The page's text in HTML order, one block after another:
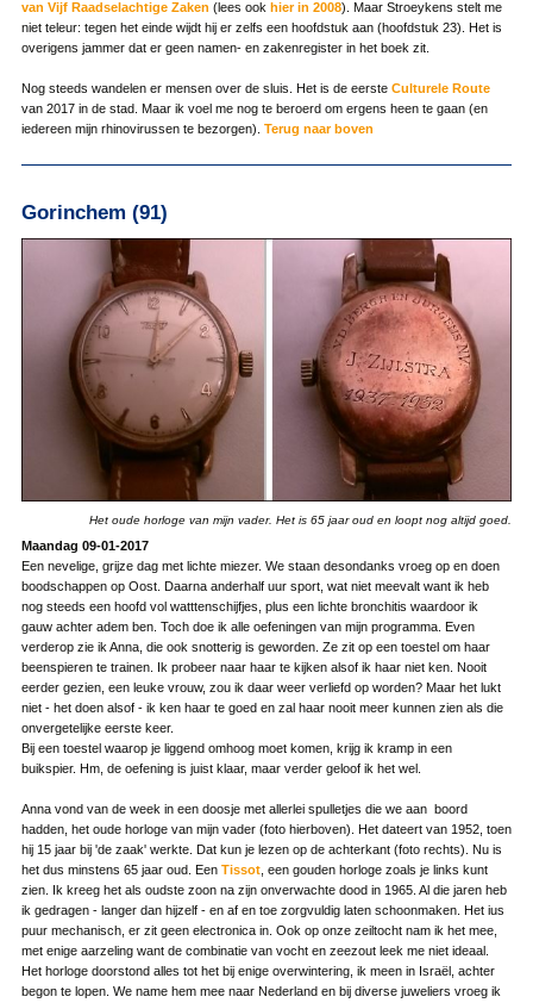
van Vijf Raadselachtige Zaken (lees ook hier in 2008). Maar Stroeykens stelt me
niet teleur: tegen het einde wijdt hij er zelfs een hoofdstuk aan (hoofdstuk 23). Het is
overigens jammer dat er geen namen- en zakenregister in het boek zit.
Nog steeds wandelen er mensen over de sluis. Het is de eerste Culturele Route
van 2017 in de stad. Maar ik voel me nog te beroerd om ergens heen te gaan (en
iedereen mijn rhinovirussen te bezorgen). Terug naar boven
Gorinchem (91)
Het oude horloge van mijn vader. Het is 65 jaar oud en loopt nog altijd goed.
Maandag 09-01-2017
Een nevelige, grijze dag met lichte miezer. We staan desondanks vroeg op en doen
boodschappen op Oost. Daarna anderhalf uur sport, wat niet meevalt want ik heb
nog steeds een hoofd vol watttenschijfjes, plus een lichte bronchitis waardoor ik
gauw achter adem ben. Toch doe ik alle oefeningen van mijn programma. Even
verderop zie ik Anna, die ook snotterig is geworden. Ze zit op een toestel om haar
beenspieren te trainen. Ik probeer naar haar te kijken alsof ik haar niet ken. Nooit
eerder gezien, een leuke vrouw, zou ik daar weer verliefd op worden? Maar het lukt
niet - het doen alsof - ik ken haar te goed en zal haar nooit meer kunnen zien als die
onvergetelijke eerste keer.
Bij een toestel waarop je liggend omhoog moet komen, krijg ik kramp in een
buikspier. Hm, de oefening is juist klaar, maar verder geloof ik het wel.
Anna vond van de week in een doosje met allerlei spulletjes die we aan boord
hadden, het oude horloge van mijn vader (foto hierboven). Het dateert van 1952, toen
hij 15 jaar bij 'de zaak' werkte. Dat kun je lezen op de achterkant (foto rechts). Nu is
het dus minstens 65 jaar oud. Een Tissot, een gouden horloge zoals je links kunt
zien. Ik kreeg het als oudste zoon na zijn onverwachte dood in 1965. Al die jaren heb
ik gedragen - langer dan hijzelf - en af en toe zorgvuldig laten schoonmaken. Het ius
puur mechanisch, er zit geen electronica in. Ook op onze zeiltocht nam ik het mee,
met enige aarzeling want de combinatie van vocht en zeezout leek me niet ideaal.
Het horloge doorstond alles tot het bij enige overwintering, ik meen in Israël, achter
begon te lopen. We name hem mee naar Nederland en bij diverse juweliers vroeg ik